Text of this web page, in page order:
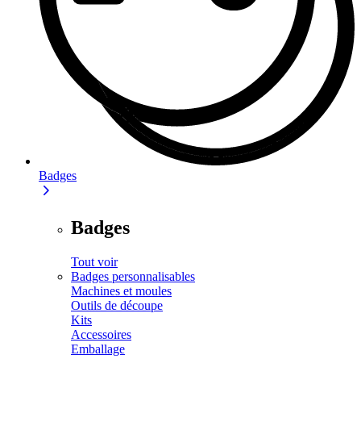
Badges
Badges
Tout voir
Badges personnalisables
Machines et moules
Outils de découpe
Kits
Accessoires
Emballage